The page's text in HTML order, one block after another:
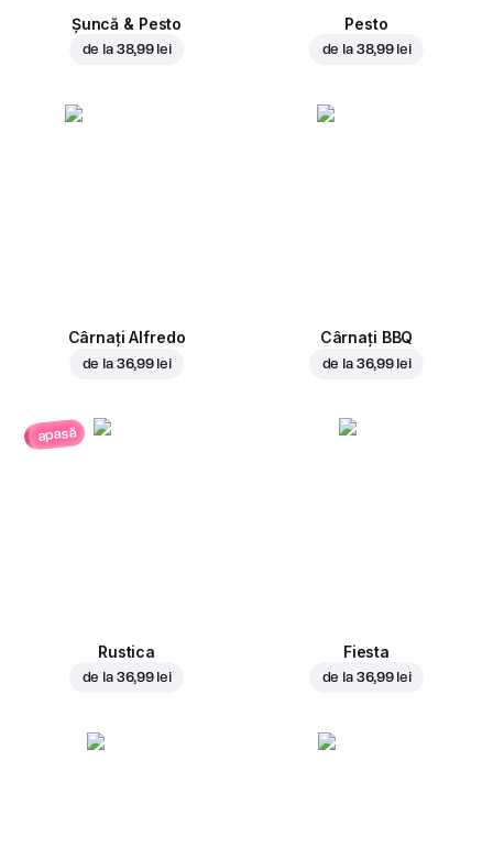
Șuncă & Pesto
de la 38,99 lei
Pesto
de la 38,99 lei
Cârnați Alfredo
de la 36,99 lei
Cârnați BBQ
de la 36,99 lei
apasă
Rustica
de la 36,99 lei
Fiesta
de la 36,99 lei